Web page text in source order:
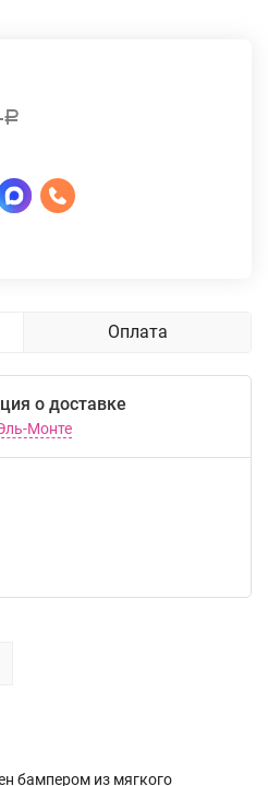
Р
Оплата
о доставке
Монте
бампером из мягкого